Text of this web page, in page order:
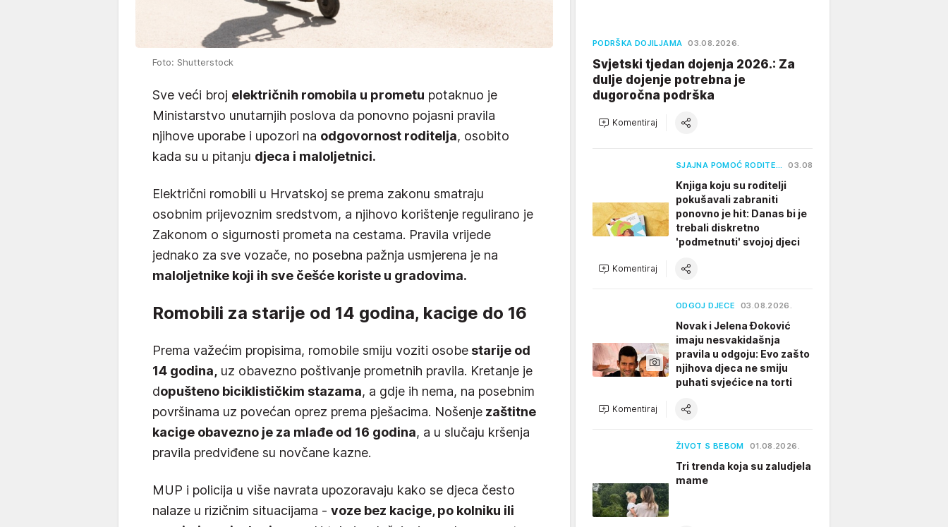
Foto: Shutterstock
Sve veći broj električnih romobila u prometu potaknuo je
Ministarstvo unutarnjih poslova da ponovno pojasni pravila
njihove uporabe i upozori na odgovornost roditelja, osobito
kada su u pitanju djeca i maloljetnici.
Električni romobili u Hrvatskoj se prema zakonu smatraju
osobnim prijevoznim sredstvom, a njihovo korištenje regulirano je
Zakonom o sigurnosti prometa na cestama. Pravila vrijede
jednako za sve vozače, no posebna pažnja usmjerena je na
maloljetnike koji ih sve češće koriste u gradovima.
Romobili za starije od 14 godina, kacige do 16
Prema važećim propisima, romobile smiju voziti osobe starije od
14 godina, uz obavezno poštivanje prometnih pravila. Kretanje je
dopušteno biciklističkim stazama, a gdje ih nema, na posebnim
površinama uz povećan oprez prema pješacima. Nošenje zaštitne
kacige obavezno je za mlađe od 16 godina, a u slučaju kršenja
pravila predviđene su novčane kazne.
MUP i policija u više navrata upozoravaju kako se djeca često
nalaze u rizičnim situacijama - voze bez kacige, po kolniku ili
PODRŠKA DOJILJAMA 03.08.2026.
Svjetski tjedan dojenja 2026.: Za
dulje dojenje potrebna je
dugoročna podrška
Komentiraj
SJAJNA POMOĆ RODITE… 03.08.2026.
Knjiga koju su roditelji
pokušavali zabraniti
ponovno je hit: Danas bi je
trebali diskretno
'podmetnuti' svojoj djeci
Komentiraj
ODGOJ DJECE 03.08.2026.
Novak i Jelena Đoković
imaju nesvakidašnja
pravila u odgoju: Evo zašto
njihova djeca ne smiju
puhati svjećice na torti
Komentiraj
ŽIVOT S BEBOM 01.08.2026.
Tri trenda koja su zaludjela
mame